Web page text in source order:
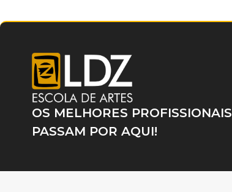
OS MELHORES PROFISSIONAIS
PASSAM POR AQUI!